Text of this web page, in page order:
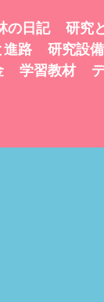
の日記
研究
進路 研究設備
学習教材